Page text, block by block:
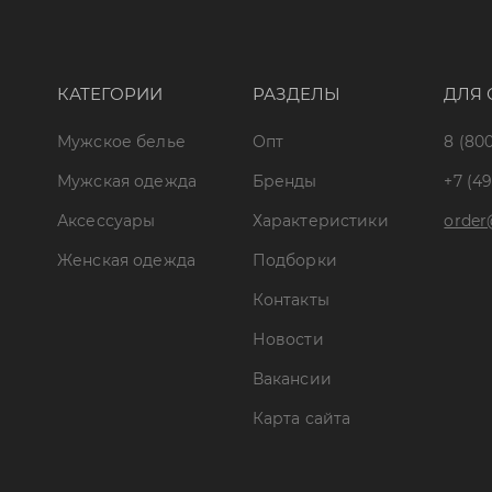
КАТЕГОРИИ
Мужское белье
Мужская одежда
Аксессуары
Женская одежда
РАЗДЕЛЫ
Опт
Бренды
Характеристики
Подборки
Контакты
Новости
Вакансии
Карта сайта
ДЛЯ
8
+7